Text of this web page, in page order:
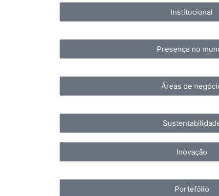
Institucional
Presença no
Áreas de
Inovação
Portefólio